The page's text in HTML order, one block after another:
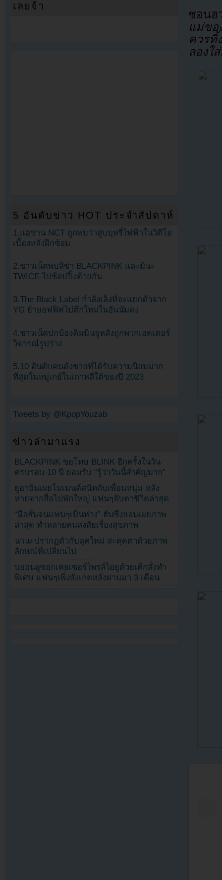
ซอนฮ
แม่ขอ
ควรทิ้
ลองใ
เลยจ้า
5 อันดับข่าว HOT ประจำสัปดาห์
1.แฮชาน NCT ถูกพบว่าสูบบุหรี่ไฟฟ้าในวิดีโอ
เบื้องหลังฝึกซ้อม
2.ชาวเน็ตพบลิซ่า BLACKPINK และมินะ
TWICE ไปช้อปปิ้งด้วยกัน
3.The Black Label กำลังเล็งที่จะแยกตัวจาก
YG ย้ายอฟฟิศไปตึกใหม่ในฮันนัมดง
4.ชาวเน็ตปกป้องคิมมินจูหลังถูกพวกเฮดเตอร์
วิจารณ์รูปร่าง
5.10 อันดับคนดังชายที่ได้รับความนิยมมาก
ที่สุดในหมู่เกย์ในเกาหลีใต้ของปี 2023
Tweets by @KpopYouzab
ข่าวล่ามาแรง
BLACKPINK ขอโทษ BLINK อีกครั้งในวัน
ครบรอบ 10 ปี ยอมรับ “รู้ว่าวันนี้สำคัญมาก”
ยูอาอินเผยโมเมนต์สนิทกับเพื่อนหนุ่ม หลัง
หายจากสื่อไปพักใหญ่ แฟนๆจับตาชีวิตล่าสุด
“มือสั่นจนแฟนๆเป็นห่วง” ฮันซึงยอนเผยภาพ
ล่าสุด ทำหลายคนสงสัยเรื่องสุขภาพ
นานะปรากฏตัวกับลุคใหม่ สะดุดตาด้วยภาพ
ลักษณ์ที่เปลี่ยนไป
บยอนอูซอกเคยเซอร์ไพรส์ไอยูด้วยเค้กสั่งทำ
พิเศษ แฟนๆเพิ่งสังเกตหลังผ่านมา 3 เดือน